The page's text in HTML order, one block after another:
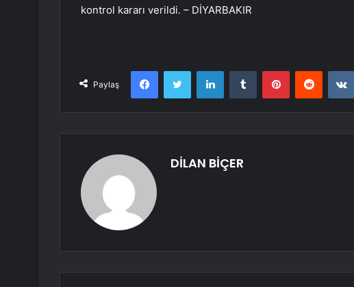
kontrol kararı verildi. – DİYARBAKIR
Paylaş
FacebookTwitter LinkedInTumblr PinterestReddit
DİLAN BİÇER